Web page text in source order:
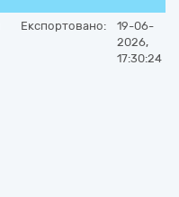
Експортовано:
19-06-
2026,
17:30:24